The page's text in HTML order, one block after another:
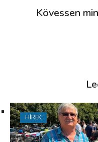
Kövessen
HÍREK